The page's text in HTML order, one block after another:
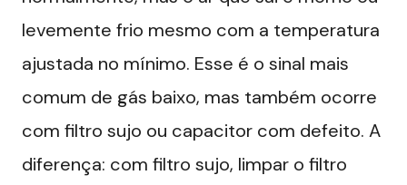
levemente frio mesmo com a temperatura
ajustada no mínimo. Esse é o sinal mais
comum de gás baixo, mas também ocorre
com filtro sujo ou capacitor com defeito. A
diferença: com filtro sujo, limpar o filtro